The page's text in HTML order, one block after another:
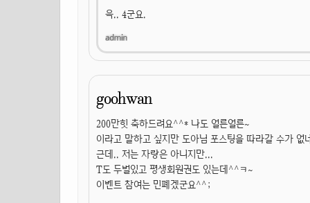
윽.. 4군요.
goohwan
200만힛 축하드려요^^* 나도 얼른얼른~
이라고 말하고 싶지만 도아님 포스팅을 따라갈 수가 없
근데.. 저는 자랑은 아니지만...
T도 두벌있고 평생회원권도 있는데^^ㅋ~
이벤트 참여는 민폐겠군요^^;